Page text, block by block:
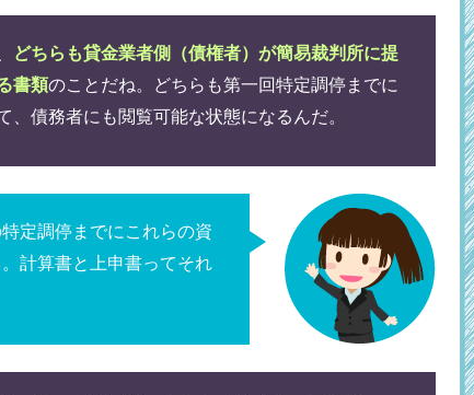
どちらも貸金業者側（債権者）が簡易裁判所に提
書類のことだね。どちらも第一回特定調停までに
、債務者にも閲覧可能な状態になるんだ。
定調停までにこれらの資
計算書と上申書ってそれ